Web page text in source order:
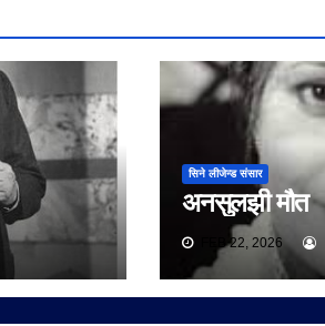
सिने लीजेन्ड संसार
अनसुलझी मौत
FEB 22, 2026